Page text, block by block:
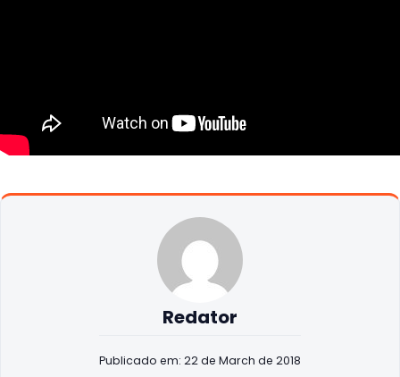
Redator
Publicado em: 22 de March de 2018